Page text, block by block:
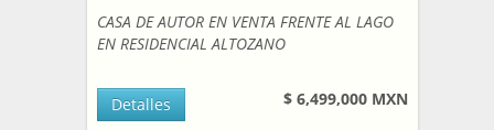
CASA DE AUTOR EN VENTA FRENTE AL LAGO
EN RESIDENCIAL ALTOZANO
$ 6,499,000 MXN
Detalles